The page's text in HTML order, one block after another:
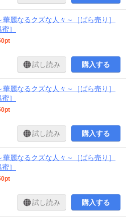
麗なるクズな人々～［ばら売り］
］
試し読み 購入する
麗なるクズな人々～［ばら売り］
］
試し読み 購入する
麗なるクズな人々～［ばら売り］
］
試し読み 購入する